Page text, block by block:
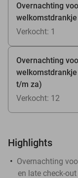
Overnachting
Verkocht: 1
Overnachting
t/m za)
Verkocht: 12
Highlights
Overnachting
en late check-